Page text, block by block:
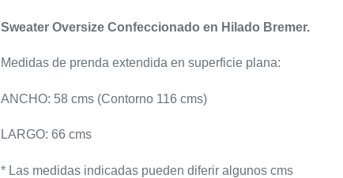
Sweater Oversize Confeccionado en Hilado Bremer.
Medidas de prenda extendida en superficie plana:
ANCHO: 58 cms (Contorno 116 cms)
LARGO: 66 cms
* Las medidas indicadas pueden diferir algunos cms